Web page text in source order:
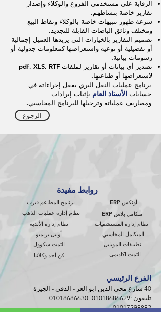
الرقابة على مستخدمي الفروع والوكلاء وإصدار
تقارير خاصة بنشاطهم.
سرعة ظهور تنبيهات خاصة بالوكلاء ونقاط البيع
ومختلف وثائق الباصات القابلة للتجديد.
تصميم التقارير بالخيارات التي يريدها العميل إجمالية
أو تفصيلية أو نوعيه واستعراضها كمعلومات جدولية أو
رسومات بيانية.
تصدير أي بيانات أو تقارير لملفات pdf, XLS, RTF
لاستعراضها أو طباعتها.​
برنامج عمليات النقل البري يقفل إجراءاته في
حسابات الأستاذ العام بإثبات إيرادات
ومصاريف عملياته وترحيلها للبرنامج المحاسبي.
الرجوع
روابط مفيدة
برنامج المطاعم فيرب
نظام إدارة عمليات الذهب
أوتيل بريميو
نظام إدارة الأندية
التمت سكوول
كن أحد وكلائنا
أونكس ERP
تطبيقات الموبايل
متكامل بلاس ERP
المتكامل المحاسبي
نظام إدارة المستشفيات
التمت اكاديمى
الفرع الرئيسي
40 شارع محي الدين ابو العز - الدقي - الجيزة
تليفون :01018686629
-
01018686630
-
01017298882
-